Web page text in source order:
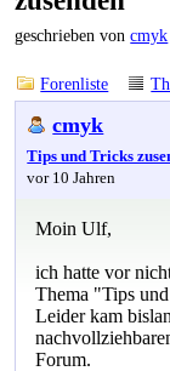
geschrieben voncmyk
Forenliste
cmyk
Tips und Tricks
vor 10 Jahren
Moin Ulf,
ich hatte vor
Thema "Tips
Leider kam
Forum.